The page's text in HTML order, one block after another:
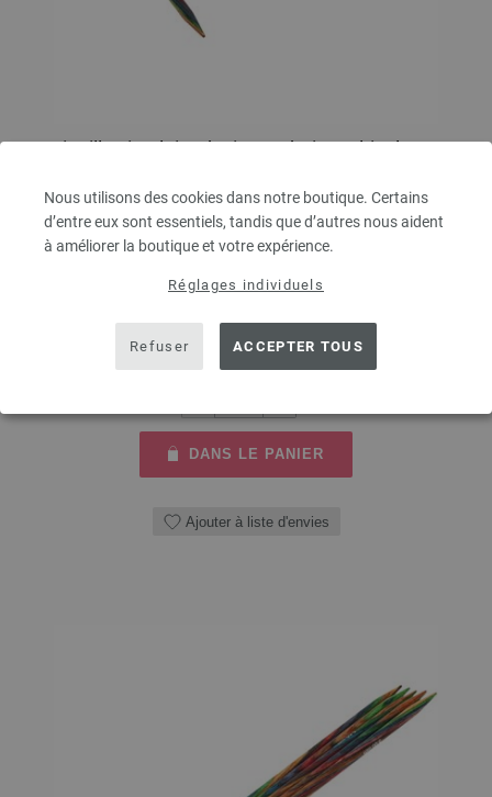
Nous utilisons des cookies dans notre boutique. Certains
d’entre eux sont essentiels, tandis que d’autres nous aident
à améliorer la boutique et votre expérience.
Réglages individuels
Refuser ACCEPTER TOUS
Aiguille circulaire design en bois Multicolor N°
Aiguille circulaire design en bois Multicolor LANA GROSSA,en bois de
bouleau durable, N°5, longueur 80cm
7,98 €
QUANTITÉ
DANS LE PANIER
Ajouter à liste d'envies